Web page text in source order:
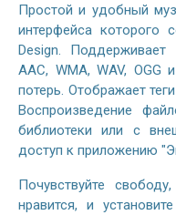
Простой и удобный
интерфейса которого
Design.
AAC, WMA, WAV,
потерь. Отображает
Воспроизведение
библиотеки или с
доступ к приложению
Почувствуйте
нравится, и